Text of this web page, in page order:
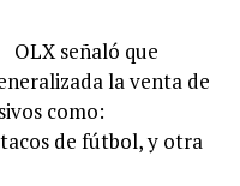
OLX señaló que
la venta de
como:
de fútbol, y otra